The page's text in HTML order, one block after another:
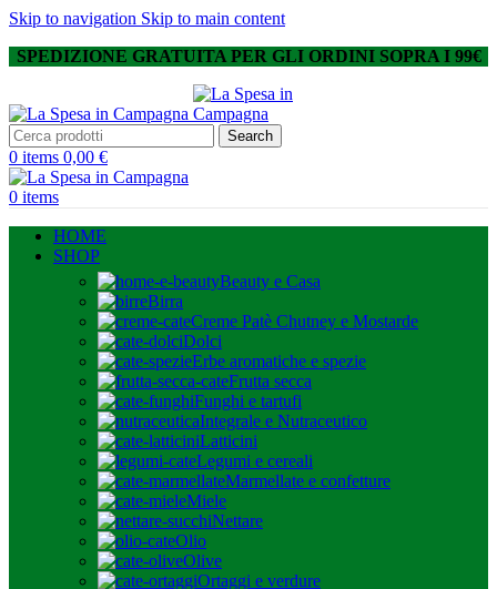
Skip to navigation Skip to main content
SPEDIZIONE GRATUITA PER GLI ORDINI SOPRA I 99€
Search
0 items 0,00 €
0 items
HOME
SHOP
Beauty e Casa
Birra
Creme Patè Chutney e Mostarde
Dolci
Erbe aromatiche e spezie
Frutta secca
Funghi e tartufi
Integrale e Nutraceutico
Latticini
Legumi e cereali
Marmellate e confetture
Miele
Nettare
Olio
Olive
Ortaggi e verdure